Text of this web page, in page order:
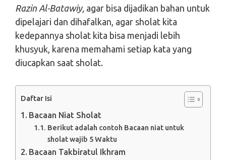
Razin Al-Batawiy, agar bisa dijadikan bahan untuk
dipelajari dan dihafalkan, agar sholat kita
kedepannya sholat kita bisa menjadi lebih
khusyuk, karena memahami setiap kata yang
diucapkan saat sholat.
Daftar Isi
Bacaan Niat Sholat
Berikut adalah contoh Bacaan niat untuk
sholat wajib 5 Waktu
Bacaan Takbiratul Ikhram